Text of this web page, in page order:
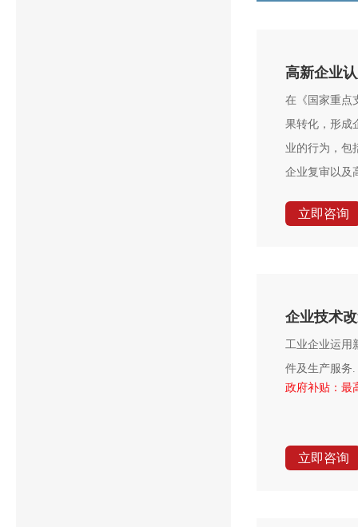
高新企业
在《国家重点
果转化，形成
业的行为，包
企业复审以及
立即咨询
企业技术
工业企业运用
件及生产服务.
政府补贴：最
立即咨询